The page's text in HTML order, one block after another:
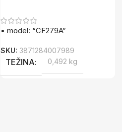
• model: “CF279A”
SKU:3871284007989
TEŽINA 0,492 kg